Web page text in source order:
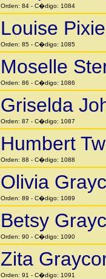
Orden: 84 - C�digo: 1084
Louise
Orden: 85 - C�digo: 1085
Moselle
Orden: 86 - C�digo: 1086
Griselda
Orden: 87 - C�digo: 1087
Humbert
Orden: 88 - C�digo: 1088
Olivia
Orden: 89 - C�digo: 1089
Betsy
Orden: 90 - C�digo: 1090
Zita
Orden: 91 - C�digo: 1091